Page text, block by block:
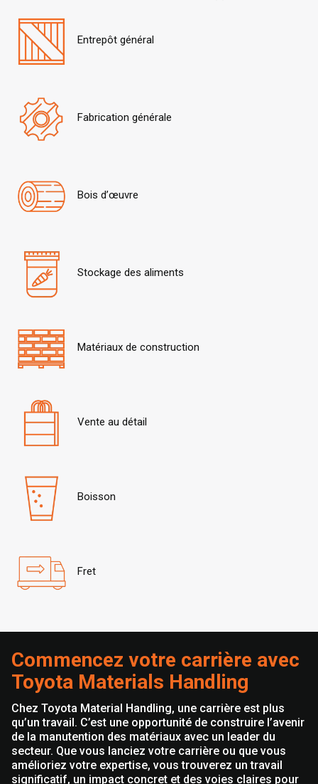
Entrepôt général
Fabrication générale
Bois d’œuvre
Stockage des aliments
Matériaux de construction
Vente au détail
Boisson
Fret
Commencez votre carrière avec
Toyota Materials Handling
Chez Toyota Material Handling, une carrière est plus
qu’un travail. C’est une opportunité de construire l’avenir
de la manutention des matériaux avec un leader du
secteur. Que vous lanciez votre carrière ou que vous
amélioriez votre expertise, vous trouverez un travail
significatif, un impact concret et des voies claires pour